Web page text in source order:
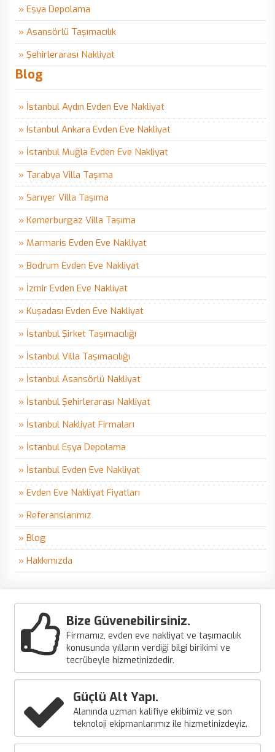
» Eşya Depolama
» Asansörlü Taşımacılık
» Şehirlerarası Nakliyat
Blog
» İstanbul Aydın Evden Eve Nakliyat
» Istanbul Ankara Evden Eve Nakliyat
» İstanbul Muğla Evden Eve Nakliyat
» Tarabya Villa Taşıma
» Sarıyer Villa Taşıma
» Kemerburgaz Villa Taşıma
» Marmaris Evden Eve Nakliyat
» Bodrum Evden Eve Nakliyat
» İzmir Evden Eve Nakliyat
» Kuşadası Evden Eve Nakliyat
» İstanbul Şirket Taşımacılığı
» İstanbul Villa Taşımacılığı
» İstanbul Asansörlü Nakliyat
» İstanbul Şehirlerarası Nakliyat
» İstanbul Nakliyat Firmaları
» İstanbul Eşya Depolama
» İstanbul Evden Eve Nakliyat
» Evden Eve Nakliyat Fiyatları
» Referanslarımız
» Blog
» Hakkımızda
Bize Güvenebilirsiniz.
Firmamız, evden eve nakliyat ve taşımacılık
konusunda yılların verdiği bilgi birikimi ve
tecrübeyle hizmetinizdedir.
Güçlü Alt Yapı.
Alanında uzman kalifiye ekibimiz ve son
teknoloji ekipmanlarımız ile hizmetinizdeyiz.